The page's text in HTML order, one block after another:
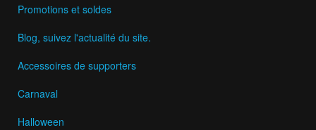
Promotions et soldes
Blog, suivez l'actualité du site.
Accessoires de supporters
Carnaval
Halloween